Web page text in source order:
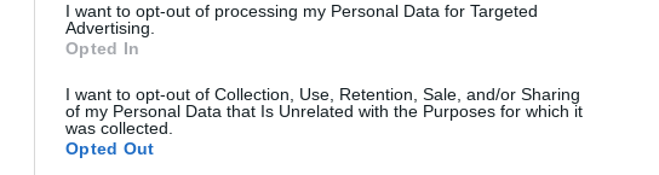
I want to opt-out of processing my Personal Data for Targeted
Advertising.
Opted In
I want to opt-out of Collection, Use, Retention, Sale, and/or Sharing
of my Personal Data that Is Unrelated with the Purposes for which it
was collected.
Opted Out